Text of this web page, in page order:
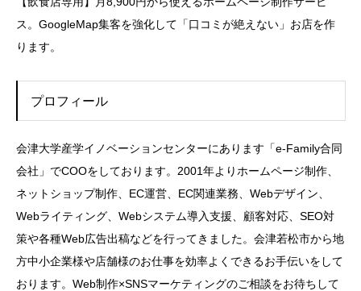
ス。GoogleMap集客を強化して「口コミが絶えない」お店を作
ります。
プロフィール
会津大学産学イノベーションセンターにあります「e-Family合同
会社」でCOOをしております。2001年よりホームページ制作、
ネットショップ制作、EC運営、EC関連業務、Webデザイン、
Webライティング、Webシステム導入支援、顧客対応、SEO対
策や各種Web広告出稿などを行ってきました。会津若松市から地
方中小企業様や店舗様のお仕事を効率よくできるお手伝いをして
おります。Web制作×SNSマーケティングのご相談をお待ちして